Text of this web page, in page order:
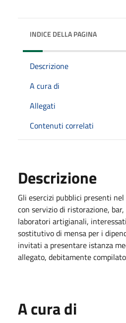
INDICE DELLA PAGINA
Descrizione
A cura di
Allegati
Contenuti correlati
Descrizione
Gli esercizi pubblici presenti nel
con servizio di ristorazione,
laboratori artigianali,
sostitutivo di mensa per i
invitati a presentare istanza
allegato, debitamente
A cura di